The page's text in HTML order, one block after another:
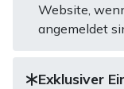
Website,
angemeldet
Exklusiver